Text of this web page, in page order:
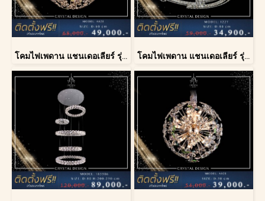
โคมไฟเพดาน แชนเดอเลียร์ รุ่น A028-D60 โคมไฟเพดาน แชนเดอเลียร์ รุ่น 1227